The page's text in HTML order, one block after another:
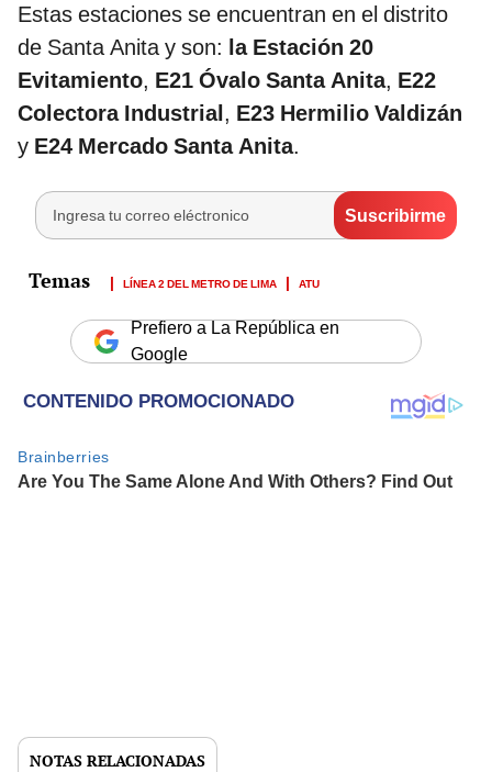
Estas estaciones se encuentran en el distrito
de Santa Anita y son: la Estación 20
Evitamiento, E21 Óvalo Santa Anita, E22
Colectora Industrial, E23 Hermilio Valdizán
y E24 Mercado Santa Anita.
LÍNEA 2 DEL METRO DE LIMA ATU
Prefiero a La República en
Google
NOTAS RELACIONADAS